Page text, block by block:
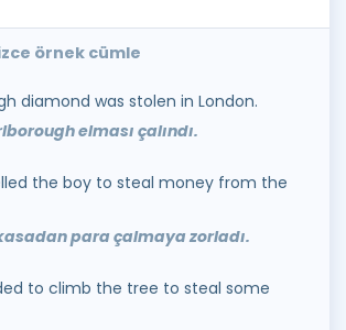
örnek cümle
diamond was stolen in London.
elması çalındı.
the boy to steal money from the
para çalmaya zorladı.
to climb the tree to steal some